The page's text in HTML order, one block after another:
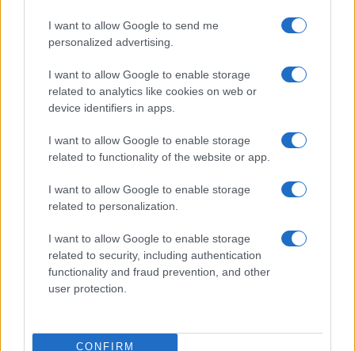
I want to allow Google to send me
personalized advertising.
I want to allow Google to enable storage
related to analytics like cookies on web or
device identifiers in apps.
I want to allow Google to enable storage
related to functionality of the website or app.
I want to allow Google to enable storage
related to personalization.
I want to allow Google to enable storage
related to security, including authentication
functionality and fraud prevention, and other
user protection.
CONFIRM
Igazi koncepciós pert rendeztek
a német szocdemek
2020. augusztus 3.